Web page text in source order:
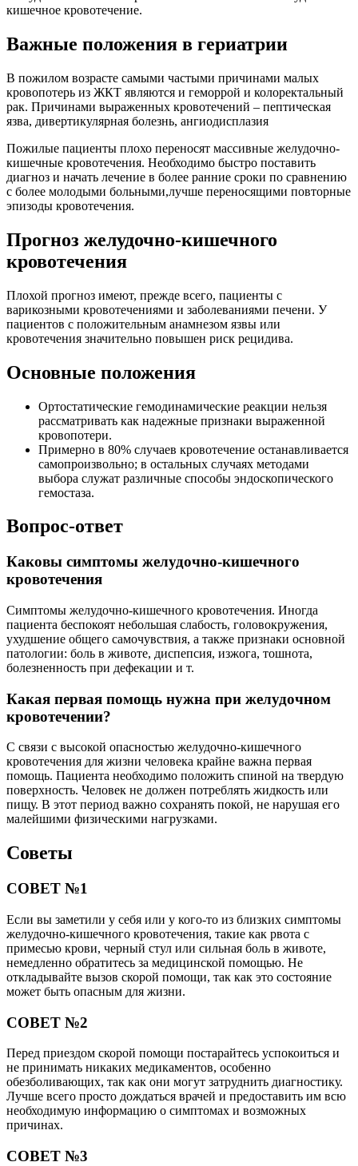
кишечное кровотечение.
Важные положения в гериатрии
В пожилом возрасте самыми частыми причинами малых
кровопотерь из ЖКТ являются и геморрой и колоректальный
рак. Причинами выраженных кровотечений – пептическая
язва, дивертикулярная болезнь, ангиодисплазия
Пожилые пациенты плохо переносят массивные желудочно-
кишечные кровотечения. Необходимо быстро поставить
диагноз и начать лечение в более ранние сроки по сравнению
с более молодыми больными,лучше переносящими повторные
эпизоды кровотечения.
Прогноз желудочно-кишечного
кровотечения
Плохой прогноз имеют, прежде всего, пациенты с
варикозными кровотечениями и заболеваниями печени. У
пациентов с положительным анамнезом язвы или
кровотечения значительно повышен риск рецидива.
Основные положения
Ортостатические гемодинамические реакции нельзя
рассматривать как надежные признаки выраженной
кровопотери.
Примерно в 80% случаев кровотечение останавливается
самопроизвольно; в остальных случаях методами
выбора служат различные способы эндоскопического
гемостаза.
Вопрос-ответ
Каковы симптомы желудочно-кишечного
кровотечения
Симптомы желудочно-кишечного кровотечения. Иногда
пациента беспокоят небольшая слабость, головокружения,
ухудшение общего самочувствия, а также признаки основной
патологии: боль в животе, диспепсия, изжога, тошнота,
болезненность при дефекации и т.
Какая первая помощь нужна при желудочном
кровотечении?
С связи с высокой опасностью желудочно-кишечного
кровотечения для жизни человека крайне важна первая
помощь. Пациента необходимо положить спиной на твердую
поверхность. Человек не должен потреблять жидкость или
пищу. В этот период важно сохранять покой, не нарушая его
малейшими физическими нагрузками.
Советы
СОВЕТ №1
Если вы заметили у себя или у кого-то из близких симптомы
желудочно-кишечного кровотечения, такие как рвота с
примесью крови, черный стул или сильная боль в животе,
немедленно обратитесь за медицинской помощью. Не
откладывайте вызов скорой помощи, так как это состояние
может быть опасным для жизни.
СОВЕТ №2
Перед приездом скорой помощи постарайтесь успокоиться и
не принимать никаких медикаментов, особенно
обезболивающих, так как они могут затруднить диагностику.
Лучше всего просто дождаться врачей и предоставить им всю
необходимую информацию о симптомах и возможных
причинах.
СОВЕТ №3